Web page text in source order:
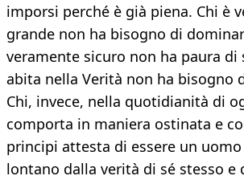
imporsi perché è già piena. Chi è
grande non ha bisogno di
veramente sicuro non ha paura di
abita nella Verità non ha bisogno
Chi, invece, nella quotidianità di
comporta in maniera ostinata e
principi attesta di essere un
lontano dalla verità di sé stesso e